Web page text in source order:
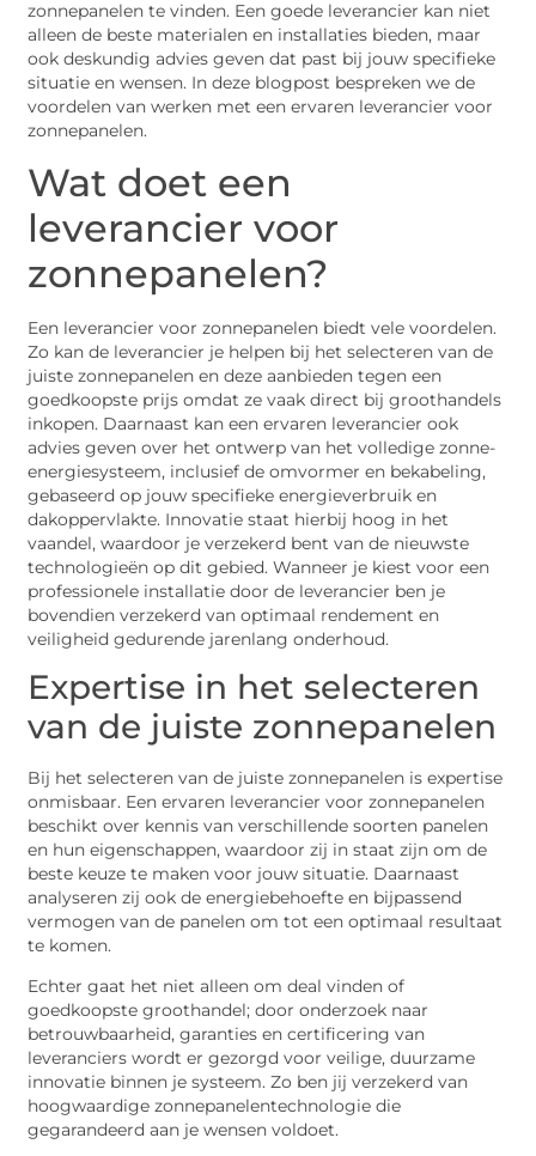
zonnepanelen te vinden. Een goede leverancier kan niet
alleen de beste materialen en installaties bieden, maar
ook deskundig advies geven dat past bij jouw specifieke
situatie en wensen. In deze blogpost bespreken we de
voordelen van werken met een ervaren leverancier voor
zonnepanelen.
Wat doet een
leverancier voor
zonnepanelen?
Een leverancier voor zonnepanelen biedt vele voordelen.
Zo kan de leverancier je helpen bij het selecteren van de
juiste zonnepanelen en deze aanbieden tegen een
goedkoopste prijs omdat ze vaak direct bij groothandels
inkopen. Daarnaast kan een ervaren leverancier ook
advies geven over het ontwerp van het volledige zonne-
energiesysteem, inclusief de omvormer en bekabeling,
gebaseerd op jouw specifieke energieverbruik en
dakoppervlakte. Innovatie staat hierbij hoog in het
vaandel, waardoor je verzekerd bent van de nieuwste
technologieën op dit gebied. Wanneer je kiest voor een
professionele installatie door de leverancier ben je
bovendien verzekerd van optimaal rendement en
veiligheid gedurende jarenlang onderhoud.
Expertise in het selecteren
van de juiste zonnepanelen
Bij het selecteren van de juiste zonnepanelen is expertise
onmisbaar. Een ervaren leverancier voor zonnepanelen
beschikt over kennis van verschillende soorten panelen
en hun eigenschappen, waardoor zij in staat zijn om de
beste keuze te maken voor jouw situatie. Daarnaast
analyseren zij ook de energiebehoefte en bijpassend
vermogen van de panelen om tot een optimaal resultaat
te komen.
Echter gaat het niet alleen om deal vinden of
goedkoopste groothandel; door onderzoek naar
betrouwbaarheid, garanties en certificering van
leveranciers wordt er gezorgd voor veilige, duurzame
innovatie binnen je systeem. Zo ben jij verzekerd van
hoogwaardige zonnepanelentechnologie die
gegarandeerd aan je wensen voldoet.